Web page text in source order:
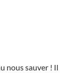
nous sauver ! Il